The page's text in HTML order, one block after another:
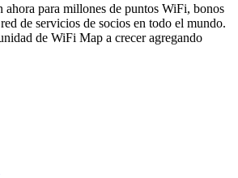
ahora para millones de puntos WiFi, bonos
de servicios de socios en todo el mundo.
de WiFi Map a crecer agregando